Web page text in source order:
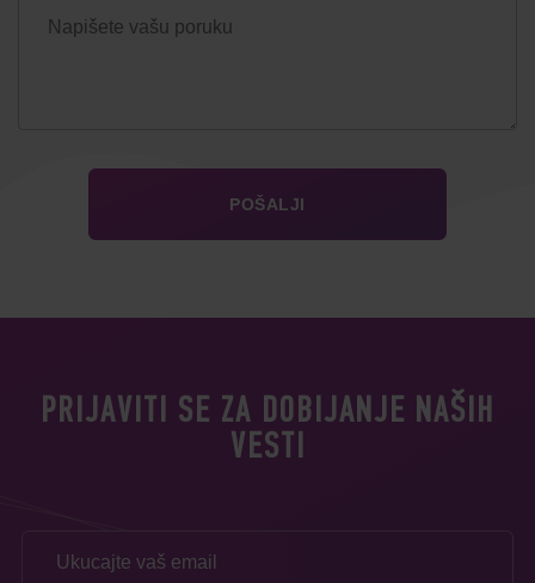
PRIJAVITI SE ZA DOBIJANJE NAŠIH
VESTI